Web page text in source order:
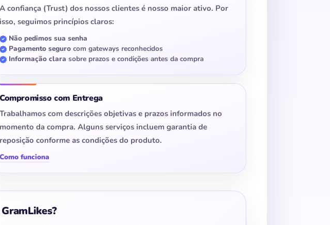
A confiança (Trust) dos nossos clientes é nosso maior ativo. Por
isso, seguimos princípios claros:
Não pedimos sua senha
Pagamento segurocom gateways reconhecidos
Informação clara sobre prazos e condições antes da compra
Compromisso com Entrega
Trabalhamos com descrições objetivas e prazos informados no
momento da compra. Alguns serviços incluem garantia de
reposição conforme as condições do produto.
Como funciona